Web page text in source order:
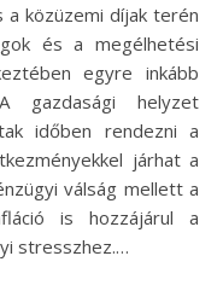
a közüzemi díjak terén
és a megélhetési
egyre inkább
gazdasági helyzet
időben rendezni a
járhat a
válság mellett a
is hozzájárul a
stresszhez.…